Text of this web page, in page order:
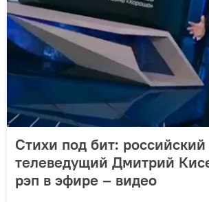
Стихи под бит: российский
телеведущий Дмитрий
рэп в эфире – видео